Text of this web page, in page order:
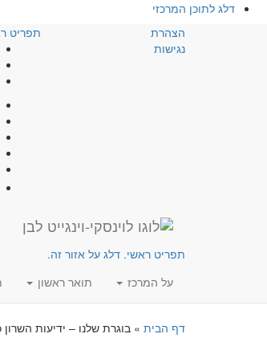
דלג לתוכן המרכזי
הצהרת
נגישות
תפריט
תפריט ראשי. דלג על אזור זה.
על המרכז
תואר ראשון
דף הבית » בוגרת שלנו – ידיעות